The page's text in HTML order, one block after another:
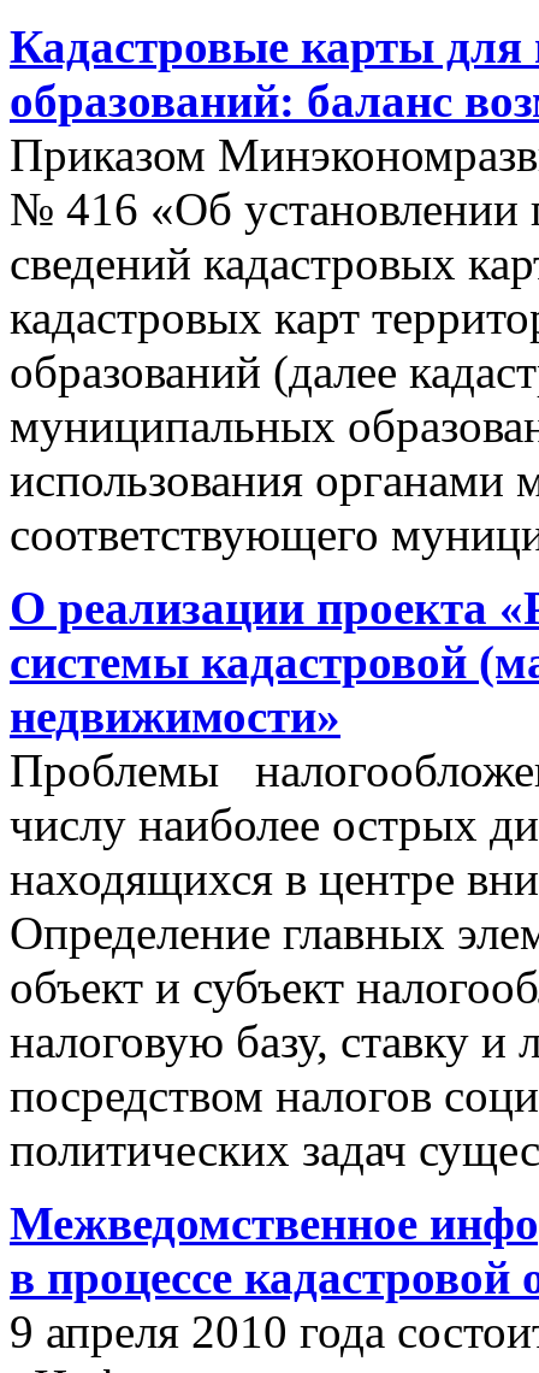
Кадастровые карты
образований: баланс
Приказом
№ 416 «Об установлении
сведений кадастровых
кадастровых карт
образований (далее
муниципальных
использования органами
соответствующего
О реализации проекта
системы кадастровой
недвижимости»
Проблемы
числу наиболее острых
находящихся в центре
Определение главных
объект и субъект
налоговую базу, ставку и
посредством налогов
политических задач
Межведомственное
в процессе
9 апреля 2010 года